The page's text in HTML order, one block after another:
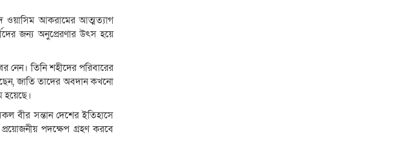
ওয়াসিম আকরামের আত্মত্যাগ
জন্য অনুপ্রেরণার উৎস হয়ে
নেন। তিনি শহীদের পরিবারের
জাতি তাদের অবদান কখনো
হয়েছে।
বীর সন্তান দেশের ইতিহাসে
পদক্ষেপ গ্রহণ করবে